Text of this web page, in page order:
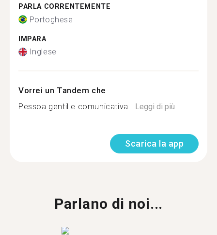
PARLA CORRENTEMENTE
Portoghese
IMPARA
Inglese
Vorrei un Tandem che
Pessoa gentil e comunicativa...Leggi di più
Scarica la app
Parlano di noi...